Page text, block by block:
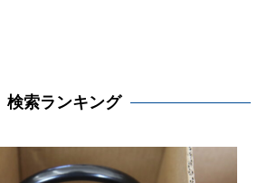
検索ランキング